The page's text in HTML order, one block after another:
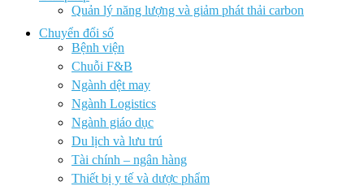
Quản lý năng lượng và giảm phát thải carbon
Chuyển đổi số
Bệnh viện
Chuỗi F&B
Ngành dệt may
Ngành Logistics
Ngành giáo dục
Du lịch và lưu trú
Tài chính – ngân hàng
Thiết bị y tế và dược phẩm